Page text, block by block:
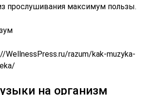
прослушивания максимум пользы.
WellnessPress.ru/razum/kak-muzyka-
на организм